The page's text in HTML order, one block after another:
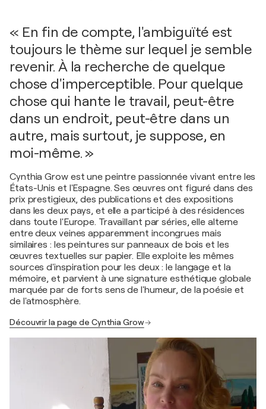
« En fin de compte, l'ambiguïté est
toujours le thème sur lequel je semble
revenir. À la recherche de quelque
chose d'imperceptible. Pour quelque
chose qui hante le travail, peut-être
dans un endroit, peut-être dans un
autre, mais surtout, je suppose, en
moi-même. »
Cynthia Grow est une peintre passionnée vivant entre les
États-Unis et l'Espagne. Ses œuvres ont figuré dans des
prix prestigieux, des publications et des expositions
dans les deux pays, et elle a participé à des résidences
dans toute l'Europe. Travaillant par séries, elle alterne
entre deux veines apparemment incongrues mais
similaires : les peintures sur panneaux de bois et les
œuvres textuelles sur papier. Elle exploite les mêmes
sources d'inspiration pour les deux : le langage et la
mémoire, et parvient à une signature esthétique globale
marquée par de forts sens de l'humeur, de la poésie et
de l'atmosphère.
Découvrir la page de Cynthia Grow